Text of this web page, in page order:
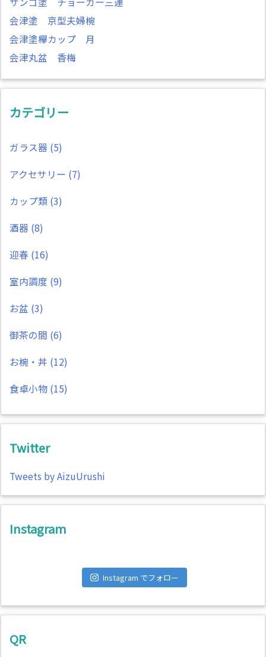
会津塗 京型夫婦椀
会津塗欅カップ 月
会津丸盆 香梅
カテゴリー
ガラス器 (5)
アクセサリー (7)
カップ類 (3)
酒器 (8)
迎春 (16)
室内調度 (9)
お盆 (3)
御茶の間 (6)
お椀・丼 (12)
食卓小物 (15)
Twitter
Tweets by AizuUrushi
Instagram
Instagram でフォロー
QR